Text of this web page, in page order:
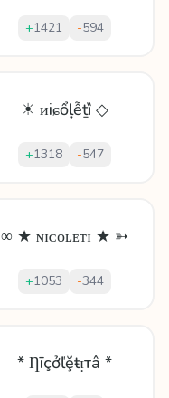
+1421 -594
☀ ᴎiɕổļễṯȉ ◇
+1318 -547
∞ ★ ɴɪᴄᴏʟᴇᴛɪ ★ ➳
+1053 -344
* Ƞīçởľḝŧᴉтâ *